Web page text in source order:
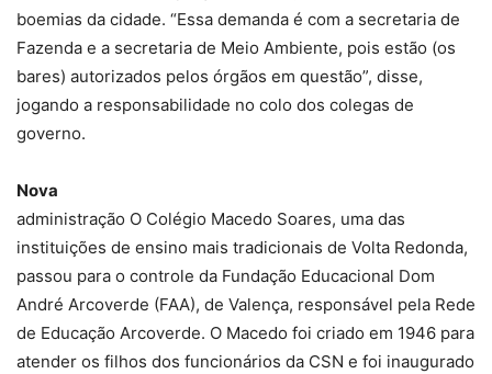
boemias da cidade. “Essa demanda é com a secretaria de
Fazenda e a secretaria de Meio Ambiente, pois estão (os
bares) autorizados pelos órgãos em questão”, disse,
jogando a responsabilidade no colo dos colegas de
governo.
Nova
administração O Colégio Macedo Soares, uma das
instituições de ensino mais tradicionais de Volta Redonda,
passou para o controle da Fundação Educacional Dom
André Arcoverde (FAA), de Valença, responsável pela Rede
de Educação Arcoverde. O Macedo foi criado em 1946 para
atender os filhos dos funcionários da CSN e foi inaugurado